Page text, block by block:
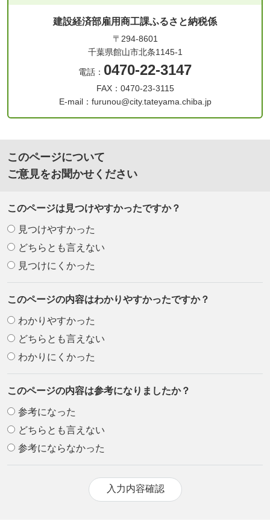
建設経済部雇用商工課ふるさと納税係
〒294-8601
千葉県館山市北条1145-1
電話： 0470-22-3147
FAX：0470-23-3115
E-mail：furunou@city.tateyama.chiba.jp
このページについて
ご意見をお聞かせください
このページは見つけやすかったですか？
見つけやすかった
どちらとも言えない
見つけにくかった
このページの内容はわかりやすかったですか？
わかりやすかった
どちらとも言えない
わかりにくかった
このページの内容は参考になりましたか？
参考になった
どちらとも言えない
参考にならなかった